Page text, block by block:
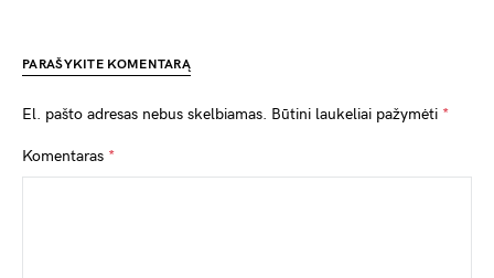
PARAŠYKITE KOMENTARĄ
El. pašto adresas nebus skelbiamas. Būtini laukeliai pažymėti *
Komentaras *